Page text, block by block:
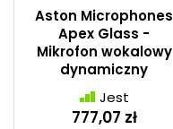
Aston Microphones
Apex Glass -
Mikrofon wokalowy
dynamiczny
Jest
777,07 zł